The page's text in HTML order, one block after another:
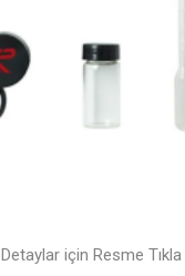
Detaylar için Resme Tıkla